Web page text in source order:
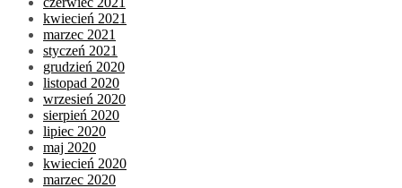
kwiecień 2021
marzec 2021
styczeń 2021
grudzień 2020
listopad 2020
wrzesień 2020
sierpień 2020
lipiec 2020
maj 2020
kwiecień 2020
marzec 2020